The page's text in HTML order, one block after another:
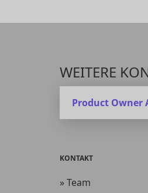
WEITERE
Product Owner
KONTAKT
» Team